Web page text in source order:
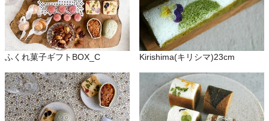
ふくれ菓子ギフトBOX_C Kirishima(キリシマ)23cm